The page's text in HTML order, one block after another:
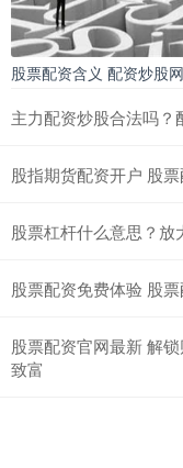
股票配资含义 配资炒股
主力配资炒股合法吗
股指期货配资开户 股
股票杠杆什么意思？放
股票配资免费体验 股
股票配资官网最新 解
致富